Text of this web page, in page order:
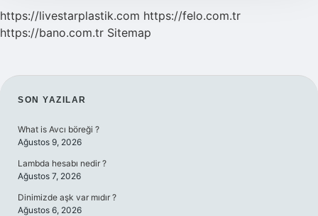
https://livestarplastik.com https://felo.com.tr
https://bano.com.tr Sitemap
SIDEBAR
SON YAZILAR
What is Avcı böreği ?
Ağustos 9, 2026
Lambda hesabı nedir ?
Ağustos 7, 2026
Dinimizde aşk var mıdır ?
Ağustos 6, 2026